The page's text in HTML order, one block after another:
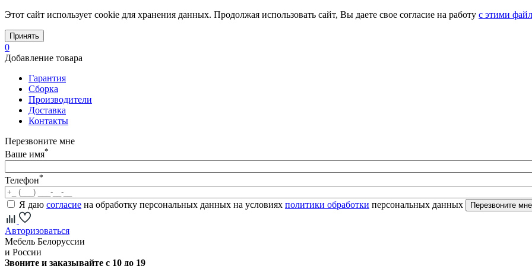
Этот сайт использует cookie для хранения данных. Продолжая использовать сайт, Вы даете свое согласие на работу с этими
Принять
0
Добавление товара
Гарантия
Сборка
Производители
Доставка
Контакты
Перезвоните мне
Ваше имя*
Телефон*
Я даю согласие на обработку персональных данных на условиях политики обработки персональных данных
Авторизоваться
Мебель Белоруссии
и России
Звоните и заказывайте с 10 до 19